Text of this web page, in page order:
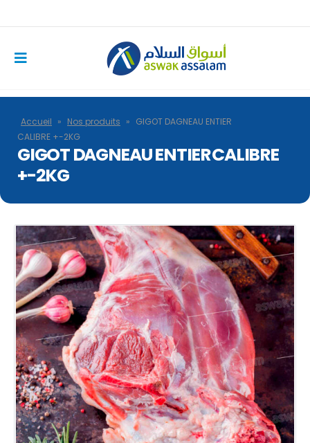
Accueil » Nos produits » GIGOT DAGNEAU ENTIER
CALIBRE +-2KG
GIGOT DAGNEAU ENTIER CALIBRE
+-2KG